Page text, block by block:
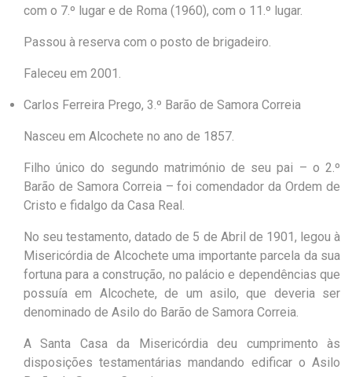
com o 7.º lugar e de Roma (1960), com o 11.º lugar.
Passou à reserva com o posto de brigadeiro.
Faleceu em 2001.
Carlos Ferreira Prego, 3.º Barão de Samora Correia
Nasceu em Alcochete no ano de 1857.
Filho único do segundo matrimónio de seu pai – o 2.º
Barão de Samora Correia – foi comendador da Ordem de
Cristo e fidalgo da Casa Real.
No seu testamento, datado de 5 de Abril de 1901, legou à
Misericórdia de Alcochete uma importante parcela da sua
fortuna para a construção, no palácio e dependências que
possuía em Alcochete, de um asilo, que deveria ser
denominado de Asilo do Barão de Samora Correia.
A Santa Casa da Misericórdia deu cumprimento às
disposições testamentárias mandando edificar o Asilo